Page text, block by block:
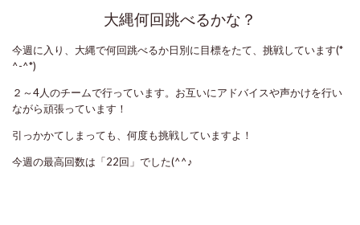
大縄何回跳べるかな？
今週に入り、大縄で何回跳べるか日別に目標をたて、挑戦しています(*
^-^*)
２～4人のチームで行っています。お互いにアドバイスや声かけを行い
ながら頑張っています！
引っかかてしまっても、何度も挑戦していますよ！
今週の最高回数は「22回」でした(^^♪